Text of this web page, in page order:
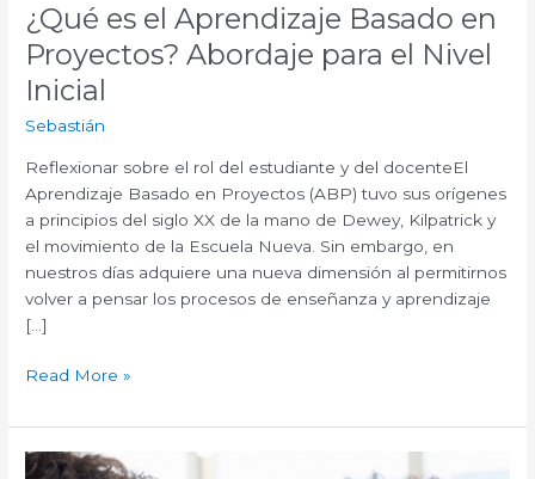
¿Qué es el Aprendizaje Basado en
Proyectos? Abordaje para el Nivel
Inicial
Sebastián
Reflexionar sobre el rol del estudiante y del docenteEl
Aprendizaje Basado en Proyectos (ABP) tuvo sus orígenes
a principios del siglo XX de la mano de Dewey, Kilpatrick y
el movimiento de la Escuela Nueva. Sin embargo, en
nuestros días adquiere una nueva dimensión al permitirnos
volver a pensar los procesos de enseñanza y aprendizaje
[…]
Read More »
Aprendizaje